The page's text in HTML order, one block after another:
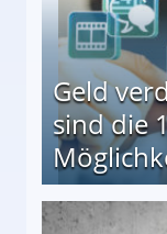
Geld
sind die
besten